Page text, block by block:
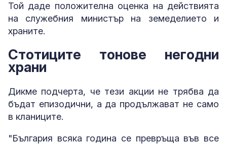
Той даде положителна оценка на действията
на служебния министър на земеделието и
храните.
Стотиците тонове негодни
храни
Дикме подчерта, че тези акции не трябва да
бъдат епизодични, а да продължават не само
в кланиците.
"България всяка година се превръща във все